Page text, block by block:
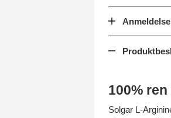
100%
Solgar L-